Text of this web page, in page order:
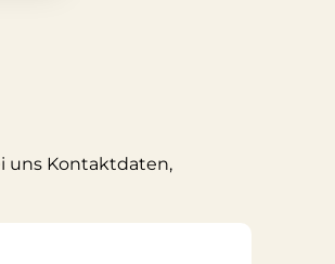
uns Kontaktdaten,